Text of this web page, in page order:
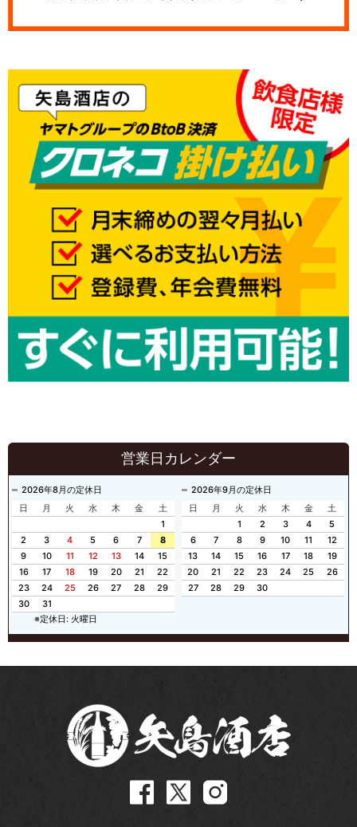
営業日カレンダー
2026年8月の定休日
日
月 火 水 木 金
土
1
2
3 4 5 6 7
8
9
10 11 12 13 14
15
16
17 18 19 20 21
22
23
24 25 26 27 28
29
30
31
2026年9月の定休日
日
月 火 水 木 金
土
1
2 3 4
5
6
7 8 9 10 11
12
13
14 15 16 17 18
19
20
21 22 23 24 25
26
27
28 29 30
※定休日: 火曜日